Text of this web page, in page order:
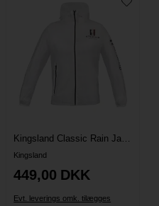
Kingsland Classic Rain Jacket
Kingsland
449,00 DKK
Evt. leverings omk. tilægges